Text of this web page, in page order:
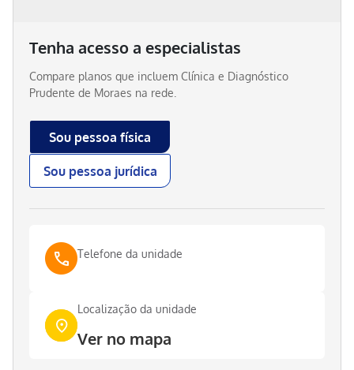
Tenha acesso a especialistas
Compare planos que incluem Clínica e Diagnóstico
Prudente de Moraes na rede.
Sou pessoa física
Sou pessoa jurídica
Telefone da unidade
Localização da unidade
Ver no mapa